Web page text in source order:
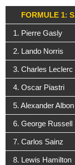
FORMULE 1:
1. Pierre Gasly
2. Lando Norris
3. Charles Leclerc
4. Oscar Piastri
5. Alexander Albon
6. George Russell
7. Carlos Sainz
8. Lewis Hamilton